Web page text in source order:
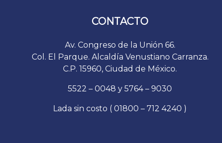
CONTACTO
Av. Congreso de la Unión 66.
Col. El Parque. Alcaldía Venustiano Carranza.
C.P. 15960, Ciudad de México.
5522 – 0048 y 5764 – 9030
Lada sin costo ( 01800 – 712 4240 )